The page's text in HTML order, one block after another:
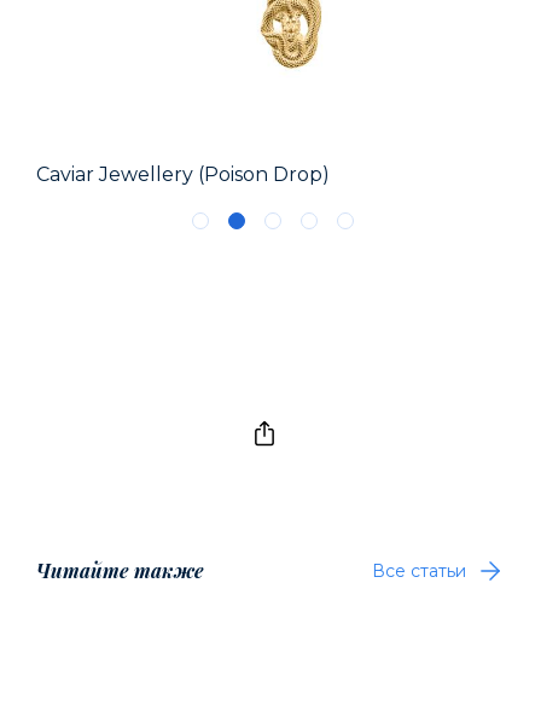
Caviar Jewellery (Poison Drop)
Читайте также Все статьи